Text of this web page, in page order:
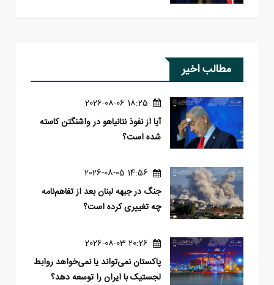
مطالب اخیر
18:25 2026-08-06
آیا از نفوذ نتانیاهو در واشنگتن کاسته
شده است؟
14:56 2026-08-05
جنگ در جبهه لبنان بعد از تفاهم‌نامه
چه تغییری کرده است؟
20:26 2026-08-03
پاکستان نمی‌تواند یا نمی‌خواهد روابط
لجستیک با ایران را توسعه دهد؟